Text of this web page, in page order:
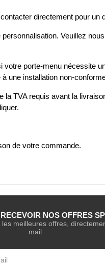
directement pour un
Veuillez
porte-menu nécessite
une installation non-
la TVA requis avant la
de votre commande.
NOS OFFRES
meilleures offres,
mail.